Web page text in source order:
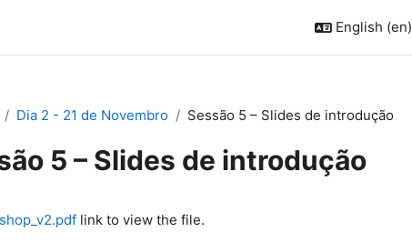
English ‎(en)‎
Dia 2 - 21 de Novembro Sessão 5 – Slides de introdução
5 – Slides de introdução
link to view the file.